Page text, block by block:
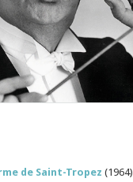
de Saint-Tropez (1964)